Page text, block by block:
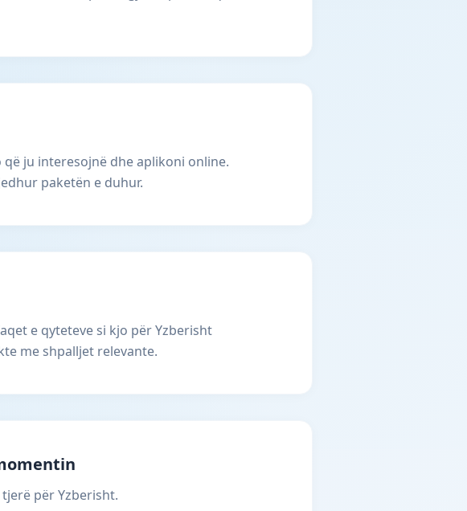
ju interesojnë dhe aplikoni online.
paketën e duhur.
e qyteteve si kjo për Yzberisht
me shpalljet relevante.
për Yzberisht.